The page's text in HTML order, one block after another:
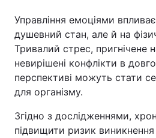
Управління емоціями
душевний стан, але й на
Тривалий стрес, пригнічене
невирішені конфлікти в
перспективі можуть стати
для організму.
Згідно з дослідженнями,
підвищити ризик